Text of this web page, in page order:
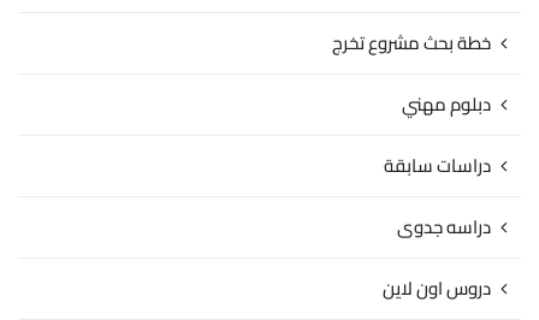
خطة بحث مشروع تخرج
دبلوم مهني
دراسات سابقة
دراسه جدوى
دروس اون لاين